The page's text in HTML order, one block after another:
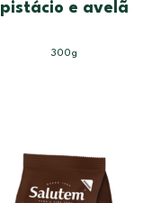
pistácio e avelã
300g